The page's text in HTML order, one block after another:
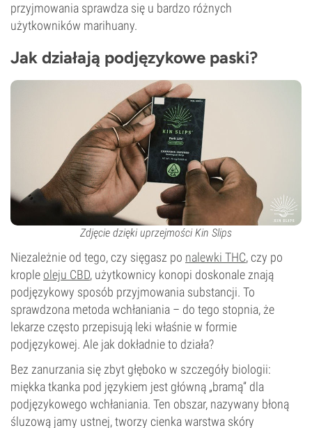
przyjmowania sprawdza się u bardzo różnych
użytkowników marihuany.
Jak działają podjęzykowe paski?
Zdjęcie dzięki uprzejmości Kin Slips
Niezależnie od tego, czy sięgasz po nalewki THC, czy po
krople oleju CBD, użytkownicy konopi doskonale znają
podjęzykowy sposób przyjmowania substancji. To
sprawdzona metoda wchłaniania – do tego stopnia, że
lekarze często przepisują leki właśnie w formie
podjęzykowej. Ale jak dokładnie to działa?
Bez zanurzania się zbyt głęboko w szczegóły biologii:
miękka tkanka pod językiem jest główną „bramą” dla
podjęzykowego wchłaniania. Ten obszar, nazywany błoną
śluzową jamy ustnej, tworzy cienka warstwa skóry